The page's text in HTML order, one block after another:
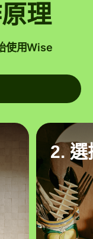
理
使用Wise
2. 選